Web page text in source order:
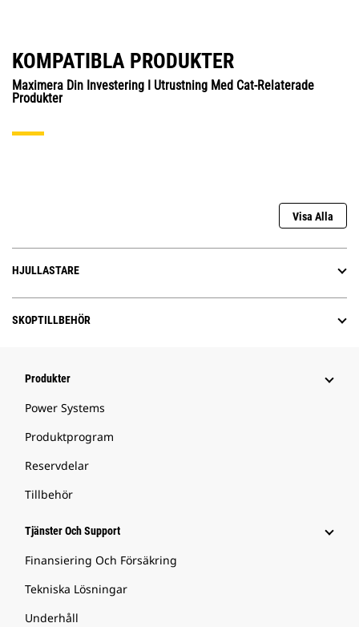
KOMPATIBLA PRODUKTER
Maximera Din Investering I Utrustning Med Cat-Relaterade
Produkter
Visa Alla
HJULLASTARE
SKOPTILLBEHÖR
Produkter
Power Systems
Produktprogram
Reservdelar
Tillbehör
Tjänster Och Support
Finansiering Och Försäkring
Tekniska Lösningar
Underhåll